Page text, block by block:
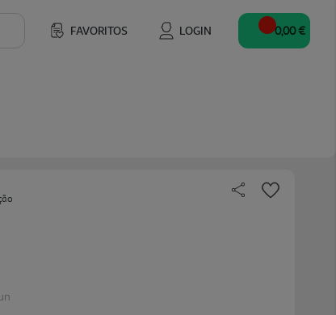
FAVORITOS LOGIN 0,00 €